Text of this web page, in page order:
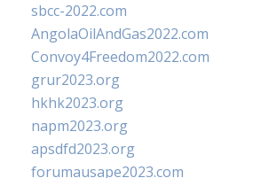
sbcc-2022.com
AngolaOilAndGas2022.com
Convoy4Freedom2022.com
grur2023.org
hkhk2023.org
napm2023.org
apsdfd2023.org
forumausape2023.com